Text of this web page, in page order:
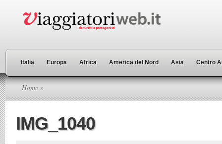
Italia Europa Africa America del Nord Asia Centro
Home »
IMG_1040